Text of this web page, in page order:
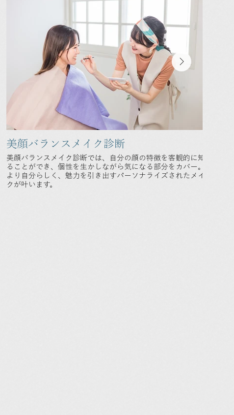
美顔バランスメイク診断
美顔バランスメイク診断では、自分の顔の特徴を客観的に知
ることができ、個性を生かしながら気になる部分をカバー。
より自分らしく、魅力を引き出すパーソナライズされたメイ
クが叶います。